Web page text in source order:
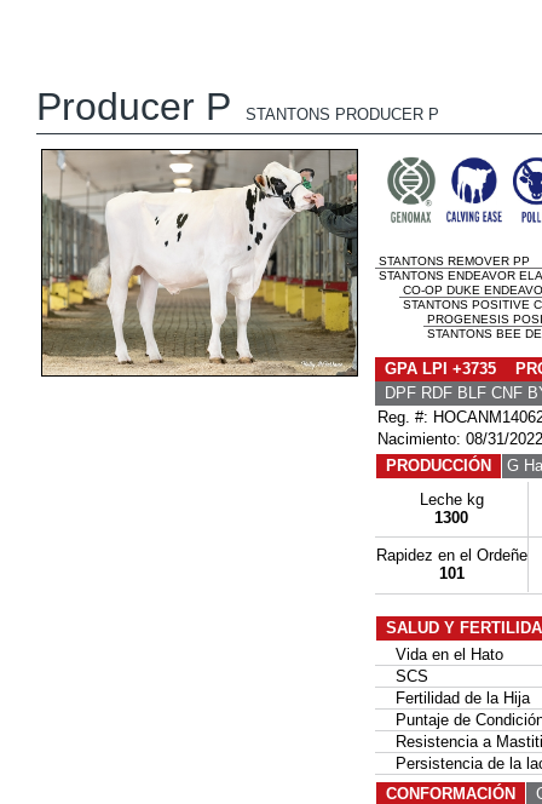
Producer P STANTONS PRODUCER P
STANTONS REMOVER PP
STANTONS ENDEAVOR
CO-OP DUKE
STANTONS POSITIVE
PROGENESIS
STANTONS BEE
GPA LPI +3735
DPF RDF BLF CNF
Reg. #:
Nacimiento: 08/31/2022
PRODUCCIÓN
G
Leche kg
1300
Rapidez en el Ordeñe
101
SALUD Y
Vida en el Hato
SCS
Fertilidad de la Hija
Puntaje de
Resistencia a
Persistencia de la
CONFORMACIÓN